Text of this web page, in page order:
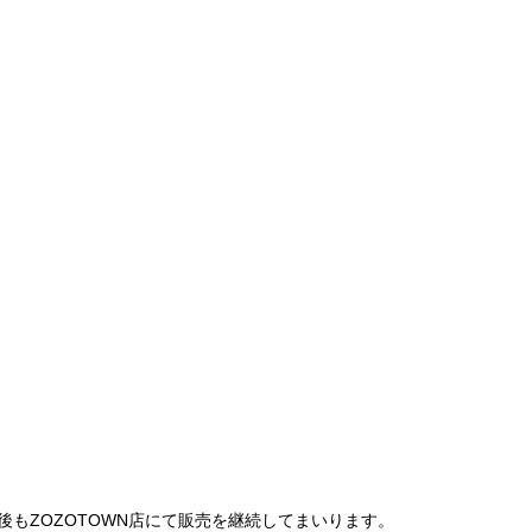
ZOZOTOWN店にて販売を継続してまいります。